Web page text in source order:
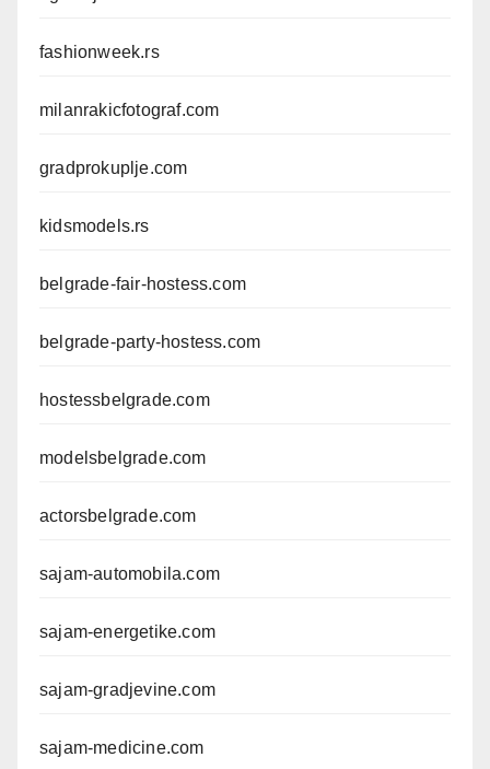
fashionweek.rs
milanrakicfotograf.com
gradprokuplje.com
kidsmodels.rs
belgrade-fair-hostess.com
belgrade-party-hostess.com
hostessbelgrade.com
modelsbelgrade.com
actorsbelgrade.com
sajam-automobila.com
sajam-energetike.com
sajam-gradjevine.com
sajam-medicine.com